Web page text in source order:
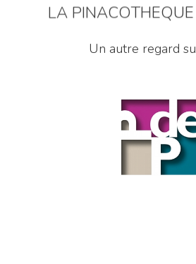
LA PINACOTHEQUE
Un autre regard su